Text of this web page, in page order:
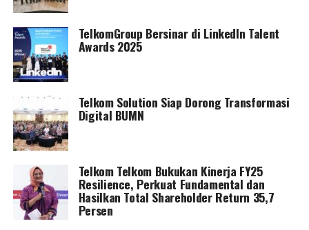
TelkomGroup Bersinar di LinkedIn Talent
Awards 2025
Telkom Solution Siap Dorong Transformasi
Digital BUMN
Telkom Telkom Bukukan Kinerja FY25
Resilience, Perkuat Fundamental dan
Hasilkan Total Shareholder Return 35,7
Persen